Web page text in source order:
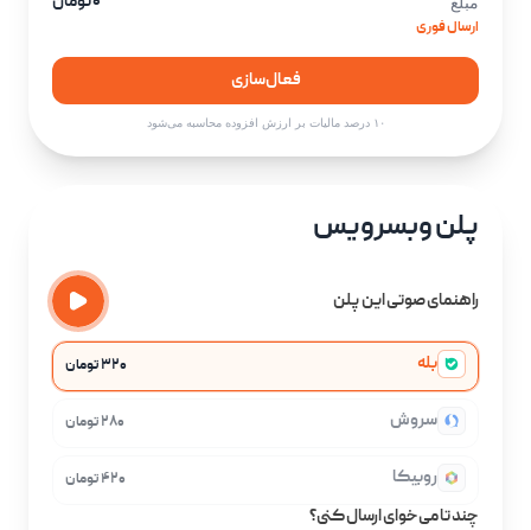
ارسال فوری
فعال‌سازی
۱۰ درصد مالیات بر ارزش افزوده محاسبه می‌شود
پلن وبسرویس
راهنمای صوتی این پلن
بله ۳۲۰ تومان
سروش ۲۸۰ تومان
روبیکا ۴۲۰ تومان
چند تا می‌خوای ارسال کنی؟